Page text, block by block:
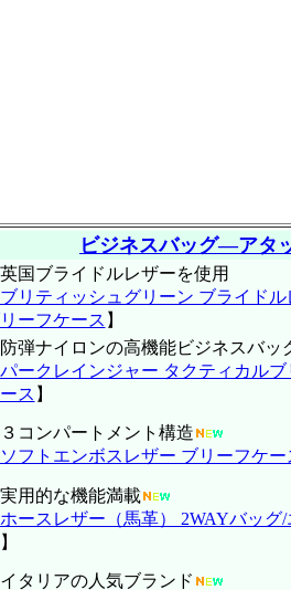
ビジネスバッグ―アタ
英国ブライドルレザーを使用
ブリティッシュグリーン ブライドル
ーフケース 】
防弾ナイロンの高機能ビジネスバッ
パークレインジャー タクティカルブ
ス 】
３コンパートメント構造
ソフトエンボスレザー ブリーフケー
実用的な機能満載
ホースレザー（馬革） 2WAYバッグ/
】
イタリアの人気ブランド